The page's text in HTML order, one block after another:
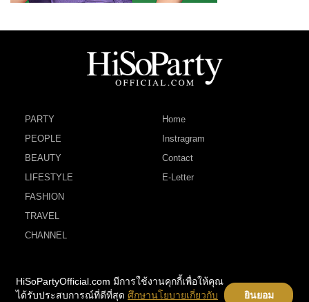
PARTY
PEOPLE
BEAUTY
LIFESTYLE
FASHION
TRAVEL
CHANNEL
Home
Instragram
Contact
E-Letter
HiSoPartyOfficial.com มีการใช้งานคุกกี้เพื่อให้คุณ
ได้รับประสบการณ์ที่ดีที่สุด ศึกษานโยบายเกี่ยวกับ ยินยอม